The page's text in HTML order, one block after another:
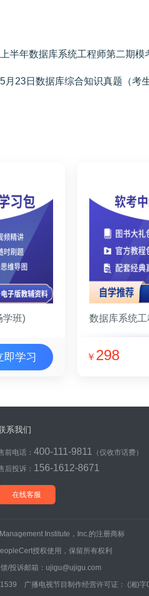
月23日数据库综合知识真题（考
学班)
即学习
数据库系统
￥ 298
系我们
前电话： 400-111-9811
（仅收市话费）
后投诉： 156-1612-8671
在线客服
Institute，Inc.的注册商标
授权使用，保留所有权利
/投诉邮箱：ujigu@ujigu.com
广播电视节目制作经营许可证： (湘)字